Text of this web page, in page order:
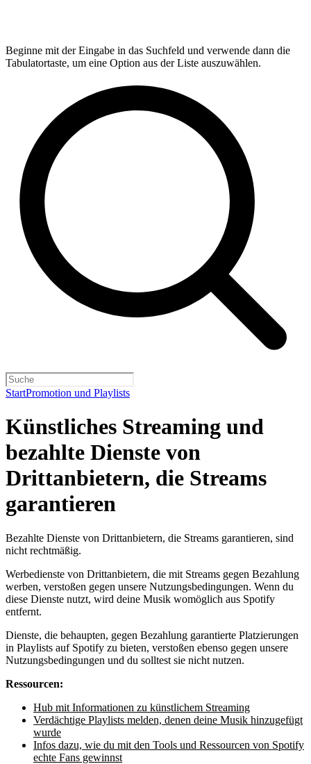
Beginne mit der Eingabe in das Suchfeld und verwende dann die
Tabulatortaste, um eine Option aus der Liste auszuwählen.
StartPromotion und Playlists
Künstliches Streaming und
bezahlte Dienste von
Drittanbietern, die Streams
garantieren
Bezahlte Dienste von Drittanbietern, die Streams garantieren, sind
nicht rechtmäßig.
Werbedienste von Drittanbietern, die mit Streams gegen Bezahlung
werben, verstoßen gegen unsere Nutzungsbedingungen. Wenn du
diese Dienste nutzt, wird deine Musik womöglich aus Spotify
entfernt.
Dienste, die behaupten, gegen Bezahlung garantierte Platzierungen
in Playlists auf Spotify zu bieten, verstoßen ebenso gegen unsere
Nutzungsbedingungen und du solltest sie nicht nutzen.
Ressourcen:
Hub mit Informationen zu künstlichem Streaming
Verdächtige Playlists melden, denen deine Musik hinzugefügt
wurde
Infos dazu, wie du mit den Tools und Ressourcen von Spotify
echte Fans gewinnst